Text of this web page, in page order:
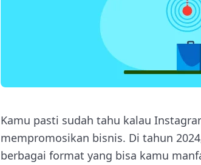
Kamu pasti sudah tahu kalau
mempromosikan bisnis. Di tahun
berbagai format yang bisa kamu